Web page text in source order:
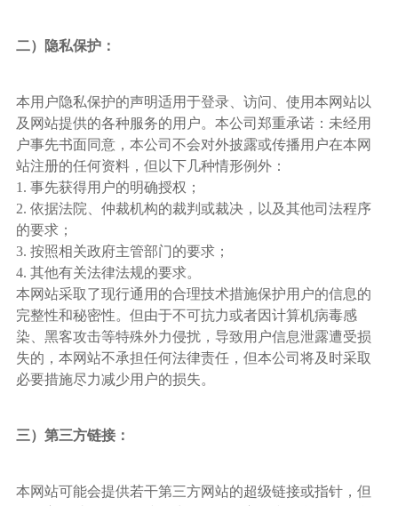
二）隐私保护：
本用户隐私保护的声明适用于登录、访问、使用本网站以
及网站提供的各种服务的用户。本公司郑重承诺：未经用
户事先书面同意，本公司不会对外披露或传播用户在本网
站注册的任何资料，但以下几种情形例外：
1. 事先获得用户的明确授权；
2. 依据法院、仲裁机构的裁判或裁决，以及其他司法程序
的要求；
3. 按照相关政府主管部门的要求；
4. 其他有关法律法规的要求。
本网站采取了现行通用的合理技术措施保护用户的信息的
完整性和秘密性。但由于不可抗力或者因计算机病毒感
染、黑客攻击等特殊外力侵扰，导致用户信息泄露遭受损
失的，本网站不承担任何法律责任，但本公司将及时采取
必要措施尽力减少用户的损失。
三）第三方链接：
本网站可能会提供若干第三方网站的超级链接或指针，但